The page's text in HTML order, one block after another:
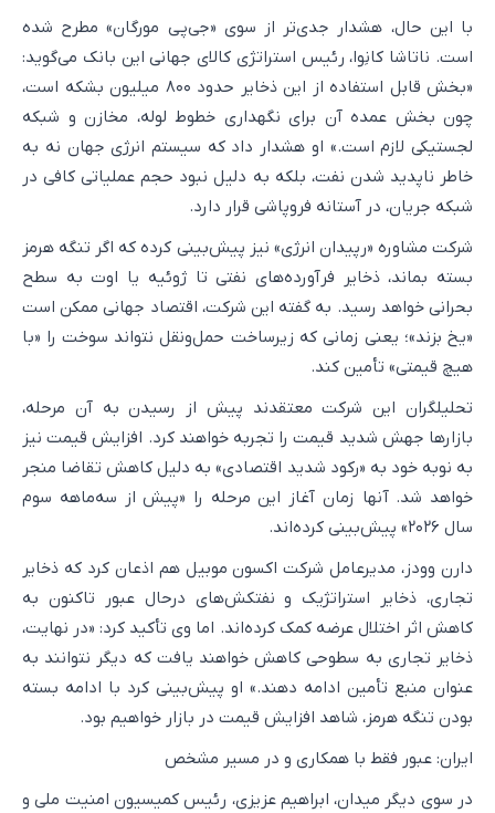
با این حال، هشدار جدی‌تر از سوی «جی‌پی مورگان» مطرح شده
است. ناتاشا کانِوا، رئیس استراتژی کالای جهانی این بانک می‌گوید:
«بخش قابل استفاده از این ذخایر حدود ۸۰۰ میلیون بشکه است،
چون بخش عمده آن برای نگهداری خطوط لوله، مخازن و شبکه
لجستیکی لازم است.» او هشدار داد که سیستم انرژی جهان نه به
خاطر ناپدید شدن نفت، بلکه به دلیل نبود حجم عملیاتی کافی در
شبکه جریان، در آستانه فروپاشی قرار دارد.
شرکت مشاوره «رپیدان انرژی» نیز پیش‌بینی کرده که اگر تنگه هرمز
بسته بماند، ذخایر فرآورده‌های نفتی تا ژوئیه یا اوت به سطح
بحرانی خواهد رسید. به گفته این شرکت، اقتصاد جهانی ممکن است
«یخ بزند»؛ یعنی زمانی که زیرساخت حمل‌ونقل نتواند سوخت را «با
هیچ قیمتی» تأمین کند.
تحلیلگران این شرکت معتقدند پیش از رسیدن به آن مرحله،
بازار‌ها جهش شدید قیمت را تجربه خواهند کرد. افزایش قیمت نیز
به نوبه خود به «رکود شدید اقتصادی» به دلیل کاهش تقاضا منجر
خواهد شد. آنها زمان آغاز این مرحله را «پیش از سه‌ماهه سوم
سال ۲۰۲۶» پیش‌بینی کرده‌اند.
دارن وودز، مدیرعامل شرکت اکسون موبیل هم اذعان کرد که ذخایر
تجاری، ذخایر استراتژیک و نفتکش‌های درحال عبور تاکنون به
کاهش اثر اختلال عرضه کمک کرده‌اند. اما وی تأکید کرد: «در نهایت،
ذخایر تجاری به سطوحی کاهش خواهند یافت که دیگر نتوانند به
عنوان منبع تأمین ادامه دهند.» او پیش‌بینی کرد با ادامه بسته
بودن تنگه هرمز، شاهد افزایش قیمت در بازار خواهیم بود.
ایران: عبور فقط با همکاری و در مسیر مشخص
در سوی دیگر میدان، ابراهیم عزیزی، رئیس کمیسیون امنیت ملی و